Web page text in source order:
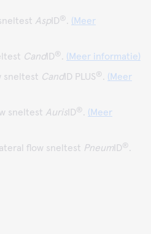
Asp ID®. (Meer
CandID®. (Meer informatie)
sneltest CandID PLUS®. (Meer
sneltest Auris ID®. (Meer
flow sneltest Pneum ID®.